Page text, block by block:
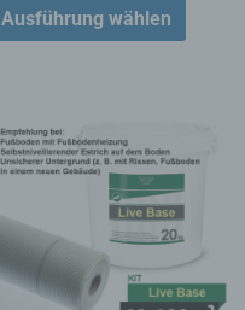
Ausführung wählen
weist
Die